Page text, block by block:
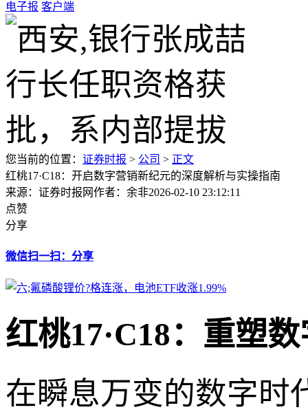
电子报 客户端
您当前的位置： 证券时报 > 公司 > 正文
红桃17·C18：开启数字营销新纪元的深度解析与实操指南
来源：证券时报网作者：余非2026-02-10 23:12:11
点赞
分享
微信扫一扫：分享
红桃17·C18：重塑
在瞬息万变的数字时